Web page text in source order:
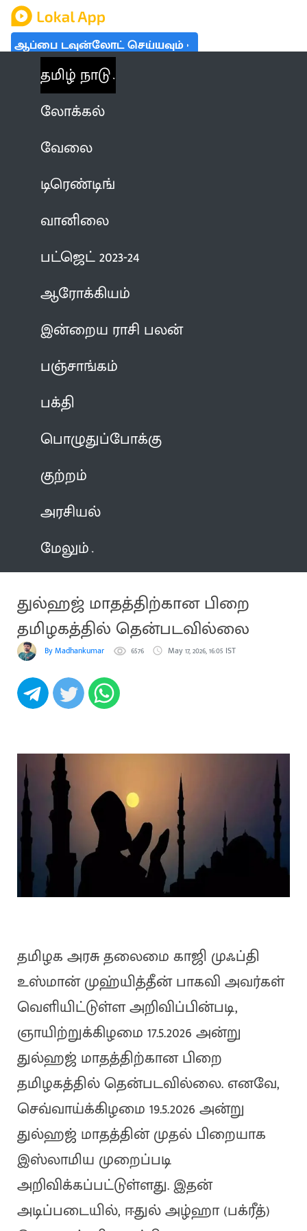
ஆப்பை டவுன்லோட் செய்யவும்
தமிழ் நாடு
லோக்கல்
வேலை
டிரெண்டிங்
வானிலை
பட்ஜெட் 2023-24
ஆரோக்கியம்
இன்றைய ராசி பலன்
பஞ்சாங்கம்
பக்தி
பொழுதுப்போக்கு
குற்றம்
அரசியல்
மேலும்
துல்ஹஜ் மாதத்திற்கான பிறை
தமிழகத்தில் தென்படவில்லை
By Madhankumar 6576 May 17, 2026, 16:05 IST
தமிழக அரசு தலைமை காஜி முஃப்தி
உஸ்மான் முஹ்யித்தீன் பாகவி அவர்கள்
வெளியிட்டுள்ள அறிவிப்பின்படி,
ஞாயிற்றுக்கிழமை 17.5.2026 அன்று
துல்ஹஜ் மாதத்திற்கான பிறை
தமிழகத்தில் தென்படவில்லை. எனவே,
செவ்வாய்க்கிழமை 19.5.2026 அன்று
துல்ஹஜ் மாதத்தின் முதல் பிறையாக
இஸ்லாமிய முறைப்படி
அறிவிக்கப்பட்டுள்ளது. இதன்
அடிப்படையில், ஈதுல் அழ்ஹா (பக்ரீத்)